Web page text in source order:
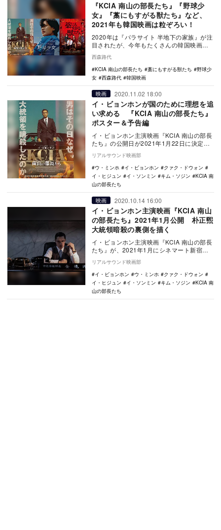
『KCIA 南山の部長たち』『野球少
女』『藁にもすがる獣たち』など、
2021年も韓国映画は粒ぞろい！
2020年は『パラサイト 半地下の家族』が注
目されたが、今年もたくさんの韓国映画が
アップし…
西森路代
KCIA 南山の部長たち
藁にもすがる獣たち
野球少
女
西森路代 韓国映画
映画 2020.11.02 18:00
イ・ビョンホンが国のために理想を追
い求める 『KCIA 南山の部長たち』
ポスター＆予告編
イ・ビョンホン主演映画『KCIA 南山の部長
たち』の公開日が2021年1月22日に決定
し、ポスタービジュアルと予告編が公開さ
れた…
リアルサウンド映画部
ウ・ミンホ
イ・ビョンホン
クァク・ドウォン
イ・ヒジュン
イ・ソンミン キム・ソジン
KCIA 南
山の部長たち
映画 2020.10.14 16:00
イ・ビョンホン主演映画『KCIA 南山
の部長たち』2021年1月公開 朴正煕
大統領暗殺の裏側を描く
イ・ビョンホン主演映画『KCIA 南山の部長
たち』が、2021年1月にシネマート新宿ほ
かにて公開されることが決定した。 本
作…
リアルサウンド映画部
イ・ビョンホン
ウ・ミンホ
クァク・ドウォン
イ・ヒジュン
イ・ソンミン キム・ソジン
KCIA 南
山の部長たち